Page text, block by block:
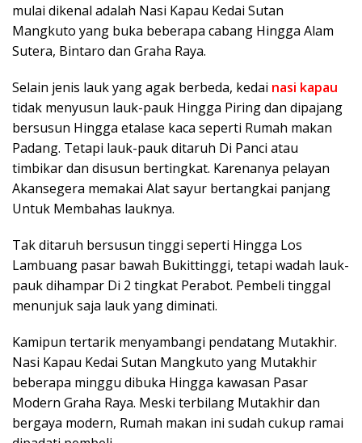
mulai dikenal adalah Nasi Kapau Kedai Sutan
Mangkuto yang buka beberapa cabang Hingga Alam
Sutera, Bintaro dan Graha Raya.
Selain jenis lauk yang agak berbeda, kedai nasi kapau
tidak menyusun lauk-pauk Hingga Piring dan dipajang
bersusun Hingga etalase kaca seperti Rumah makan
Padang. Tetapi lauk-pauk ditaruh Di Panci atau
timbikar dan disusun bertingkat. Karenanya pelayan
Akansegera memakai Alat sayur bertangkai panjang
Untuk Membahas lauknya.
Tak ditaruh bersusun tinggi seperti Hingga Los
Lambuang pasar bawah Bukittinggi, tetapi wadah lauk-
pauk dihampar Di 2 tingkat Perabot. Pembeli tinggal
menunjuk saja lauk yang diminati.
Kamipun tertarik menyambangi pendatang Mutakhir.
Nasi Kapau Kedai Sutan Mangkuto yang Mutakhir
beberapa minggu dibuka Hingga kawasan Pasar
Modern Graha Raya. Meski terbilang Mutakhir dan
bergaya modern, Rumah makan ini sudah cukup ramai